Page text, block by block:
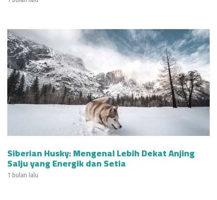
Siberian Husky: Mengenal Lebih Dekat Anjing
Salju yang Energik dan Setia
1 bulan lalu